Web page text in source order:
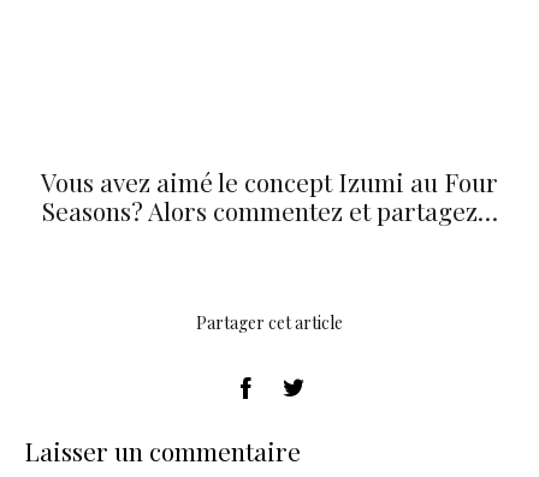
Vous avez aimé le concept Izumi au Four
Seasons? Alors commentez et partagez…
Partager cet article
Laisser un commentaire